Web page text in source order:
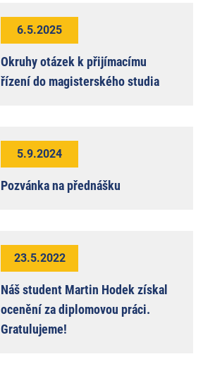
6.5.2025
Okruhy otázek k přijímacímu
řízení do magisterského studia
5.9.2024
Pozvánka na přednášku
23.5.2022
Náš student Martin Hodek získal
ocenění za diplomovou práci.
Gratulujeme!